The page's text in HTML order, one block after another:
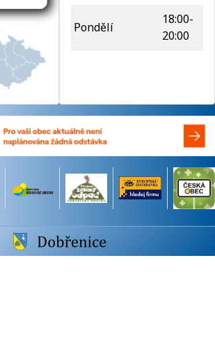
Pondělí
18:00-
20:00